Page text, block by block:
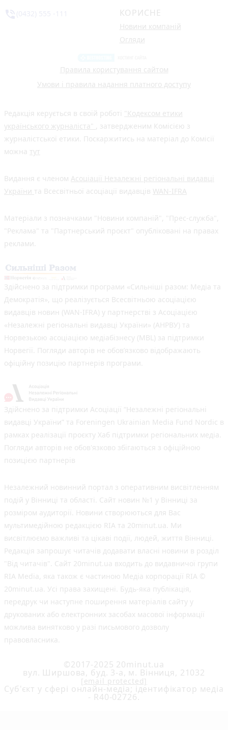
КОРИСНЕ
Новини компаній
Огляди
Правила користування сайтом
Умови і правила надання платного доступу
Редакція керується в своїй роботі "Кодексом етики
українського журналіста" , затвердженим Комісією з
журналістської етики. Поскаржитись на матеріал до Комісії
можна тут
Видання є членом Асоціації Незалежні регіональні видавці
України та Всесвітньої асоціації видавців WAN-IFRA
Матеріали з позначками "Новини компаній", "Прес-служба",
"Реклама" та "Партнерський проєкт" опубліковані на правах
реклами.
Здійснено за підтримки програми «Сильніші разом: Медіа та
Демократія», що реалізується Всесвітньою асоціацією
видавців новин (WAN-IFRA) у партнерстві з Асоціацією
«Незалежні регіональні видавці України» (АНРВУ) та
Норвезькою асоціацією медіабізнесу (MBL) за підтримки
Норвегії. Погляди авторів не обов’язково відображають
офіційну позицію партнерів програми.
Здійснено за підтримки Асоціації “Незалежні регіональні
видавці України” та Foreningen Ukrainian Media Fund Nordic в
рамках реалізації проєкту Хаб підтримки регіональних медіа.
Погляди авторів не обов'язково збігаються з офіційною
позицією партнерів
Незалежний новинний портал з оперативним висвітленням
подій у Вінниці та області. Сайт новин №1 у Вінниці за
розміром аудиторії. Новини створюються для Вас
мультимедійною редакцією RIA та 20minut.ua. Ми
висвітлюємо важливі та цікаві події, людей, життя Вінниці.
Редакція запрошує читачів додавати власні новини в розділ
"Від читачів". Сайт 20minut.ua входить до видавничої групи
RIA Media, яка також є частиною Медіа корпорації RIA ©
20minut.ua. Усі права захищені. Будь-яка публiкацiя,
передрук чи наступне поширення матеріалів сайту у
друкованих або електронних засобах масової інформації
можлива винятково у разі письмового дозволу
правовласника.
©2017-2025 20minut.ua
вул. Ширшова, буд. 3-а, м. Вінниця, 21032
[email protected]
Cуб'єкт у сфері онлайн-медіа; ідентифікатор медіа
- R40-02726.